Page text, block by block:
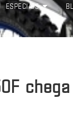
ESPECIAIS